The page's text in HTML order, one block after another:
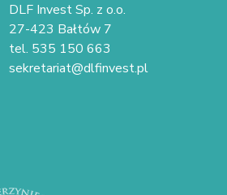
DLF Invest Sp. z o.o.
27-423 Bałtów 7
tel. 535 150 663
sekretariat@dlfinvest.pl